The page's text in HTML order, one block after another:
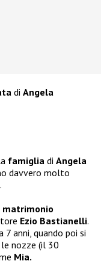
di Angela
famiglia di Angela
davvero molto
matrimonio
Ezio Bastianelli.
anni, quando poi si
nozze (il 30
Mia.